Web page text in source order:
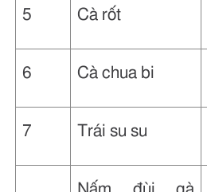
5 Cà rốt
6 Cà chua bi
7 Trái su su